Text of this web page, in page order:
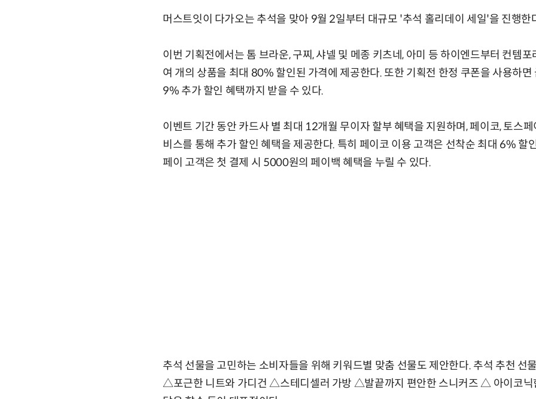
머스트잇이 다가오는 추석을 맞아 9월 2일부터 대규모 '추석 홀리데이 세일'을 진행한
이번 기획전에서는 톰 브라운, 구찌, 샤넬 및 메종 키츠네, 아미 등 하이엔드부터 컨템
여 개의 상품을 최대 80% 할인된 가격에 제공한다. 또한 기획전 한정 쿠폰을 사용하
9% 추가 할인 혜택까지 받을 수 있다.
이벤트 기간 동안 카드사 별 최대 12개월 무이자 할부 혜택을 지원하며, 페이코, 토스
비스를 통해 추가 할인 혜택을 제공한다. 특히 페이코 이용 고객은 선착순 최대 6% 할
페이 고객은 첫 결제 시 5000원의 페이백 혜택을 누릴 수 있다.
추석 선물을 고민하는 소비자들을 위해 키워드별 맞춤 선물도 제안한다. 추석 추천 선
△포근한 니트와 가디건 △스테디셀러 가방 △발끝까지 편안한 스니커즈 △ 아이코